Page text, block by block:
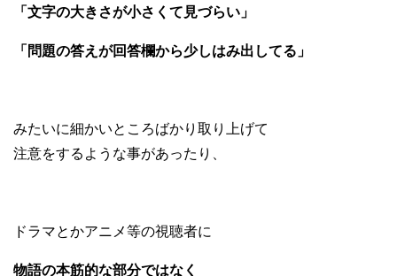
「文字の大きさが小さくて見づらい」
「問題の答えが回答欄から少しはみ出してる」
みたいに細かいところばかり取り上げて
注意をするような事があったり、
ドラマとかアニメ等の視聴者に
物語の本筋的な部分ではなく